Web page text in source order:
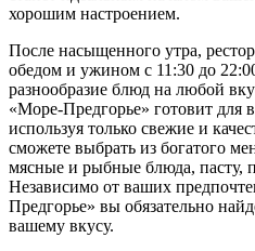
хорошим настроением.
После насыщенного утра,
обедом и ужином с 11:30 до
разнообразие блюд на любой
«Море-Предгорье» готовит для
используя только свежие и
сможете выбрать из богатого
мясные и рыбные блюда, пасту,
Независимо от ваших
Предгорье» вы обязательно
вашему вкусу.